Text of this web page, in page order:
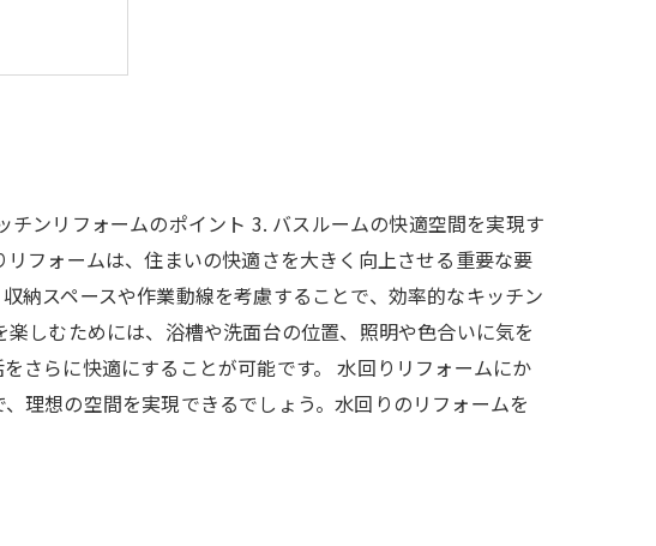
ンリフォームのポイント 3. バスルームの快適空間を実現す
フォームは、住まいの快適さを大きく向上させる重要な要
納スペースや作業動線を考慮することで、効率的なキッチン
しむためには、浴槽や洗面台の位置、照明や色合いに気を
さらに快適にすることが可能です。 水回りリフォームにか
理想の空間を実現できるでしょう。水回りのリフォームを